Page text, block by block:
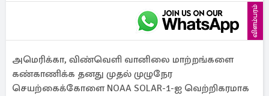
விளம்பரம்
அமெரிக்கா, விண்வெளி வானிலை மாற்றங்களை
கண்காணிக்க தனது முதல் முழுநேர
செயற்கைக்கோளை NOAA SOLAR-1-ஐ வெற்றிகரமாக